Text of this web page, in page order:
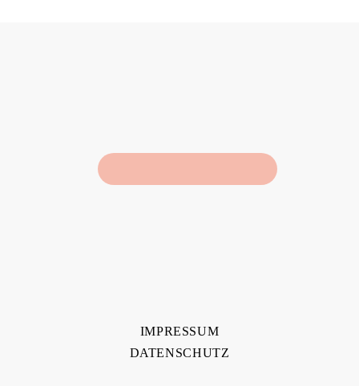
IMPRESSUM
DATENSCHUTZ